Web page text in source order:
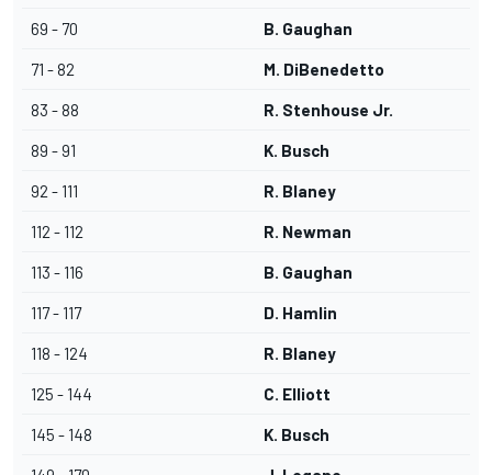
69 - 70 B. Gaughan
71 - 82 M. DiBenedetto
83 - 88 R. Stenhouse Jr.
89 - 91 K. Busch
92 - 111 R. Blaney
112 - 112 R. Newman
113 - 116 B. Gaughan
117 - 117 D. Hamlin
118 - 124 R. Blaney
125 - 144 C. Elliott
145 - 148 K. Busch